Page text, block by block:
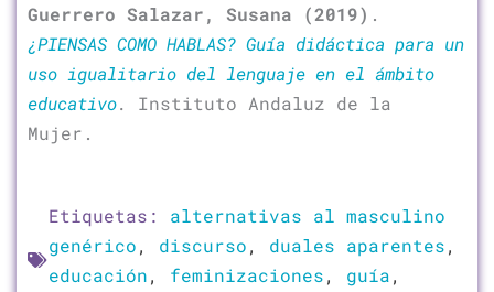
Guerrero Salazar, Susana (2019) .
¿PIENSAS COMO HABLAS? Guía didáctica para un
uso igualitario del lenguaje en el ámbito
educativo.
Instituto Andaluz de la
Mujer.
Etiquetas: alternativas al masculino
genérico, discurso, duales aparentes,
educación, feminizaciones, guía,